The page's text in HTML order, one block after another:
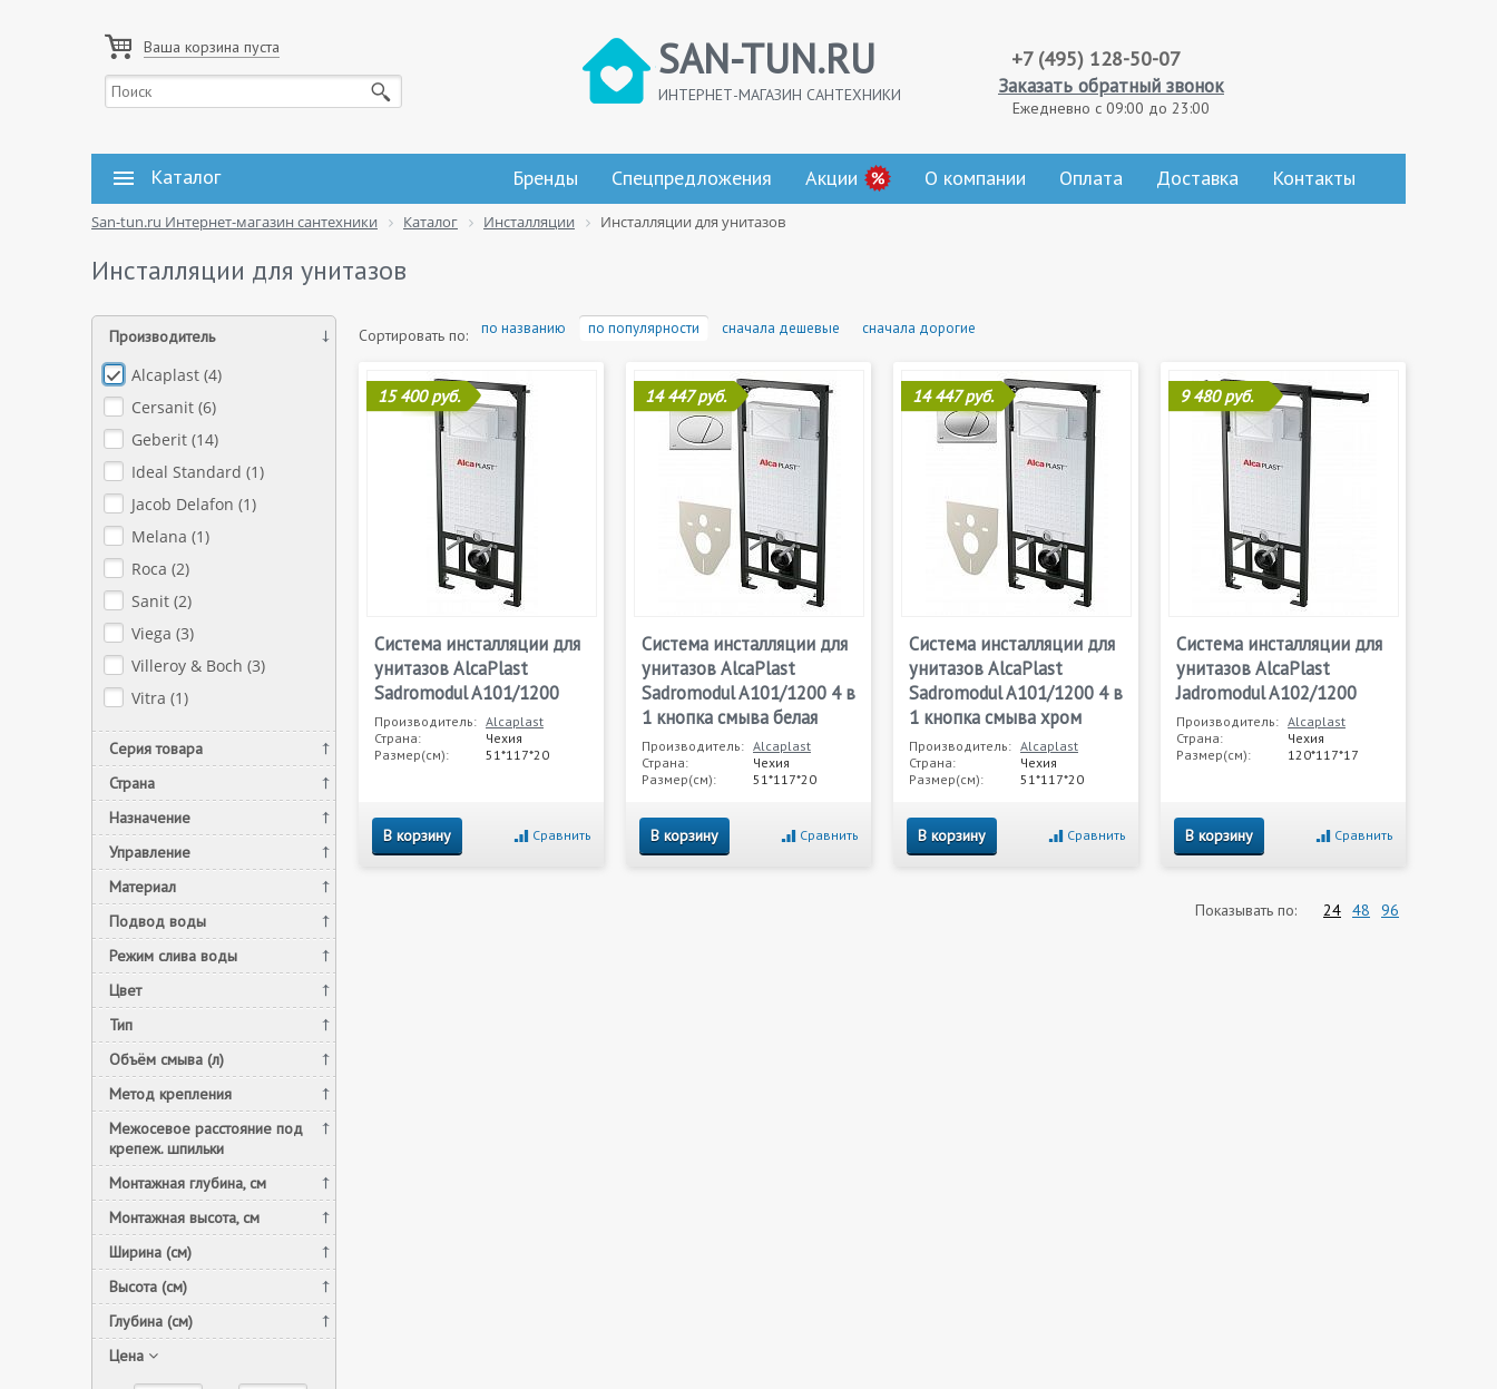
Ваша корзина пуста SAN-TUN.RU
ИНТЕРНЕТ-МАГАЗИН САНТЕХНИКИ
+7 (495) 128-50-07
Заказать обратный звонок
Ежедневно с 09:00 до 23:00
Каталог Бренды Спецпредложения Акции О компании Оплата Доставка Контакты
San-tun.ru Интернет-магазин сантехники Каталог Инсталляции Инсталляции для унитазов
Инсталляции для унитазов
Производитель
Alcaplast (4)
Cersanit (6)
Geberit (14)
Ideal Standard (1)
Jacob Delafon (1)
Melana (1)
Roca (2)
Sanit (2)
Viega (3)
Villeroy & Boch (3)
Vitra (1)
Серия товара
Страна
Назначение
Управление
Материал
Подвод воды
Режим слива воды
Цвет
Тип
Объём смыва (л)
Метод крепления
Межосевое расстояние под
крепеж. шпильки
Монтажная глубина, см
Монтажная высота, см
Ширина (см)
Высота (см)
Глубина (см)
Цена
Сортировать по: по названию по популярности сначала дешевые сначала дорогие
15 400 руб.
Система инсталляции для
унитазов AlcaPlast
Sadromodul A101/1200
Производитель: Alcaplast
Страна:
Чехия
Размер(см):
51*117*20
В корзину Сравнить
14 447 руб.
Система инсталляции для
унитазов AlcaPlast
Sadromodul A101/1200 4 в
1 кнопка смыва белая
Производитель: Alcaplast
Страна:
Чехия
Размер(см):
51*117*20
В корзину Сравнить
14 447 руб.
Система инсталляции для
унитазов AlcaPlast
Sadromodul A101/1200 4 в
1 кнопка смыва хром
Производитель: Alcaplast
Страна:
Чехия
Размер(см):
51*117*20
В корзину Сравнить
9 480 руб.
Система инсталляции для
унитазов AlcaPlast
Jadromodul A102/1200
Производитель: Alcaplast
Страна:
Чехия
Размер(см):
120*117*17
В корзину Сравнить
Показывать по: 24 48 96